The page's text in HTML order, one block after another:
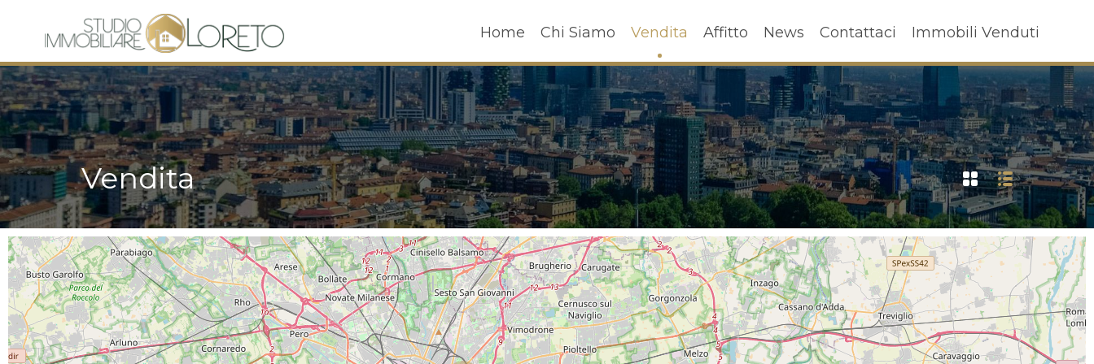
Home Chi Siamo Vendita Affitto News Contattaci Immobili Venduti
Home Chi Siamo Vendita Affitto News Contattaci Immobili Venduti
Vendita